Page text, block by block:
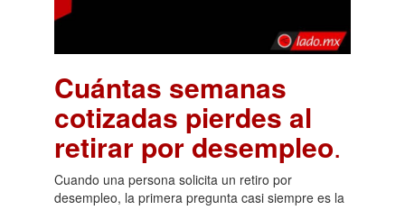
Cuántas semanas
cotizadas pierdes al
retirar por desempleo.
Cuando una persona solicita un retiro por
desempleo, la primera pregunta casi siempre es la